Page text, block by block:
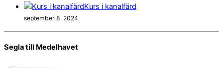
Kurs i kanalfärd
september 8, 2024
Segla till Medelhavet